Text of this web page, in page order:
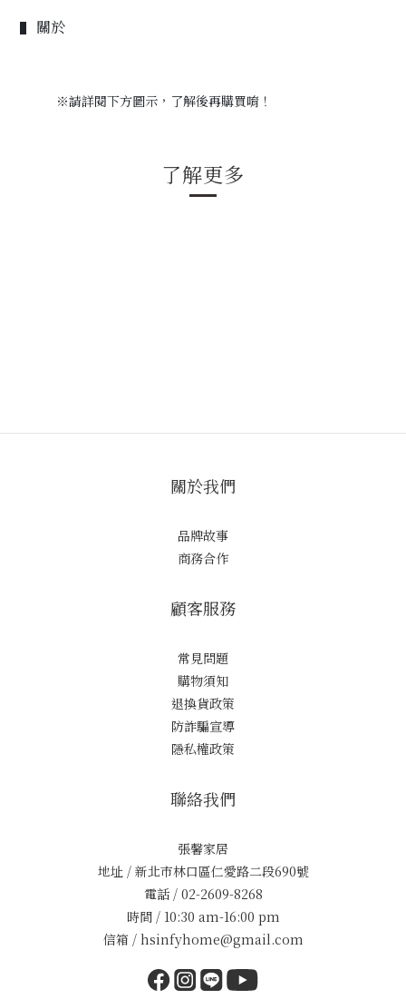
▌ 關於
※請詳閱下方圖示， 了解後再購買唷！
了解更多
關於我們
品牌故事
商務合作
顧客服務
常見問題
購物須知
退換貨政策
防詐騙宣導
隱私權政策
聯絡我們
張馨家居
地址 / 新北市林口區仁愛路二段690號
電話 / 02-2609-8268
時間 / 10:30 am-16:00 pm
信箱 / hsinfyhome@gmail.com